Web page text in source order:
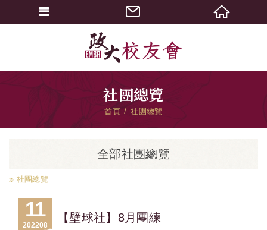
社團總覽
首頁 社團總覽
全部社團總覽
社團總覽
11
08
2022
【壁球社】8月團練